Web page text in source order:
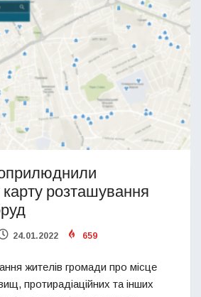
карту розташування
24.01.2022 659
жителів громади про місце
протирадіаційних та інших